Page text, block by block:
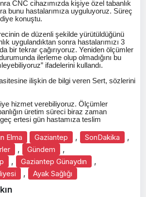
CNC cihazımızda kişiye özel tabanlık
bunu hastalarımıza uyguluyoruz. Süreç
konuştu.
de düzenli şekilde yürütüldüğünü
uygulandıktan sonra hastalarımızı 3
bir tekrar çağırıyoruz. Yeniden ölçümler
ilerleme olup olmadığını bu
ifadelerini kullandı.
ilişkin de bilgi veren Sert, sözlerini
hizmet verebiliyoruz. Ölçümler
üretim süreci biraz zaman
ertesi gün hastamıza teslim
Elma Gaziantep , SonDakika ,
, Gündem ,
, Gaziantep Günaydın ,
, Ayak Sağlığı